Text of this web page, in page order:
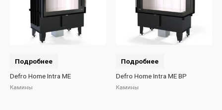
Подробнее
Defro Home Intra ME
Камины
Подробнее
Defro Home Intra ME BP
Камины